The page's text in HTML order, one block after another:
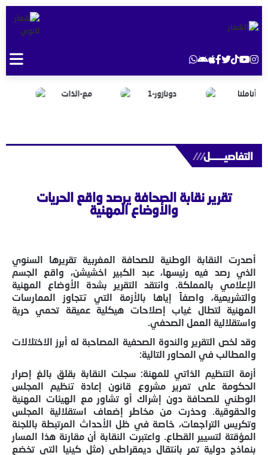
التفاصيــــــل///
تقرير نقابة الصحافة يرصد واقع الحريات
والأوضاع المهنية
أصدرت النقابة الوطنية للصحافة المغربية تقريرها السنوي
الذي رصد فيه رئيسها، عبد الكبير اخشيشن، واقع الجسم
الإعلامي بالمملكة. وانتقد التقرير بشدة الأوضاع المهنية
والتشريعية، واصفاً إياها بالأزمة التي تتجاوز الممارسات
المهنية لتطال غياب إصلاحات هيكلية عميقة تحمي حرية
واستقلالية العمل الصحفي.
وقد لخص التقرير والندوة الصحفية المصاحبة له أبرز الاختلالات
والمطالب في المحاور التالية:
أزمة التنظيم الذاتي للمهنة: سجلت النقابة بقلق بالغ إصرار
الحكومة على تمرير مشروع قانون إعادة تنظيم المجلس
الوطني للصحافة دون إشراك أو تشاور مع الهيئات المهنية
والحقوقية. وحذرت من مخاطر إضعاف استقلالية المجلس
وتكريس التراجعات، خاصة في ظل الأحداث المرتبطة باللجنة
المؤقتة لتسيير القطاع. واعتبرت النقابة أن مقارنة هذا المسار
بنماذج دولية تمر بانتقال ديمقراطي (مثل كينيا التي تخضع